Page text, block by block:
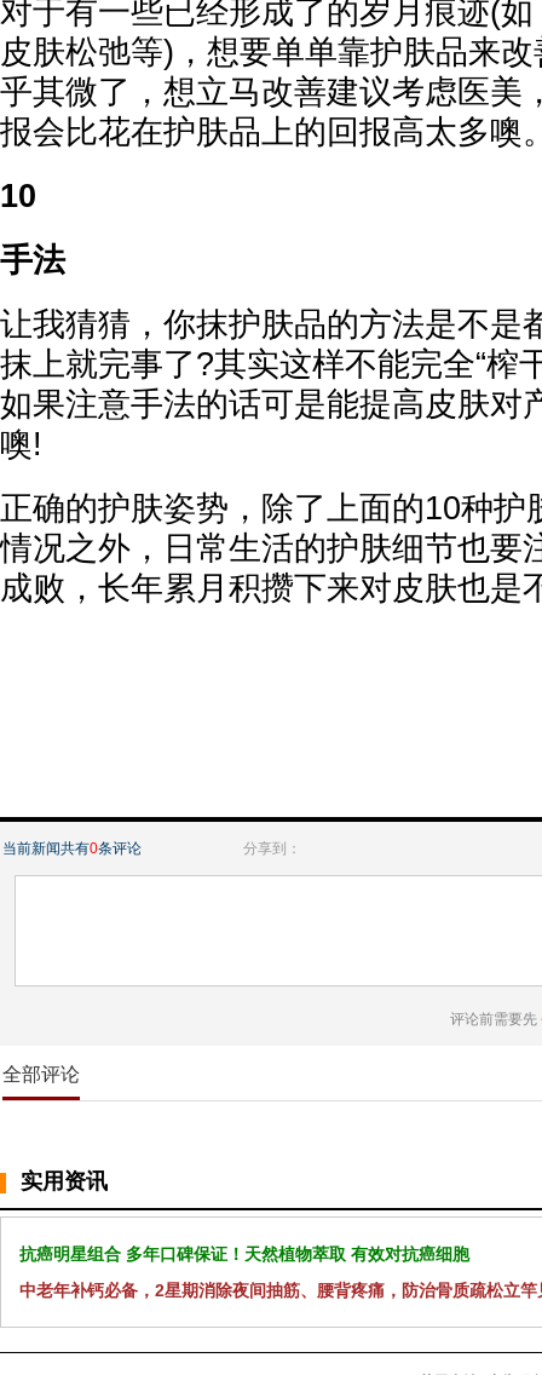
对于有一些已经形成了的岁月痕迹(
皮肤松弛等)，想要单单靠护肤品来
乎其微了，想立马改善建议考虑医美
报会比花在护肤品上的回报高太多噢
10
手法
让我猜猜，你抹护肤品的方法是不是
抹上就完事了?其实这样不能完全“榨
如果注意手法的话可是能提高皮肤对
噢!
正确的护肤姿势，除了上面的10种护
情况之外，日常生活的护肤细节也要
成败，长年累月积攒下来对皮肤也是
当前新闻共有0条评论 分享到：
评论前需要先
全部评论
实用资讯
抗癌明星组合 多年口碑保证！天然植物萃取 有效对抗癌细胞
中老年补钙必备，2星期消除夜间抽筋、腰背疼痛，防治骨质疏松立竿